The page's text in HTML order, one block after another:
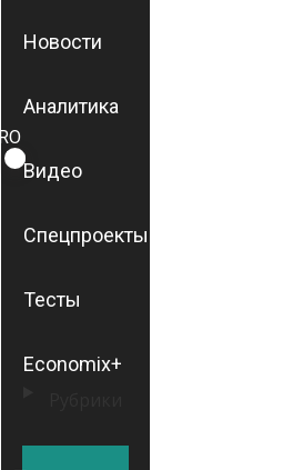
ROMÂNĂ
RU
Новости
Аналитика
Видео
Спецпроекты
Тесты
Economix+